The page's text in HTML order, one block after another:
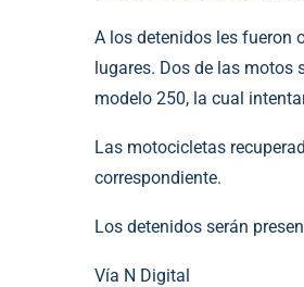
A los detenidos les fueron
lugares. Dos de las motos
modelo 250, la cual
Las motocicletas
correspondiente.
Los detenidos serán
Vía N Digital